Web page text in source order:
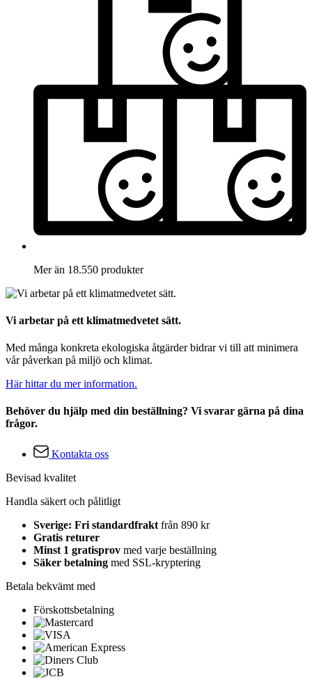
Mer än 18.550 produkter
Vi arbetar på ett klimatmedvetet sätt.
Med många konkreta ekologiska åtgärder bidrar vi till att minimera
vår påverkan på miljö och klimat.
Här hittar du mer information.
Behöver du hjälp med din beställning? Vi svarar gärna på dina
frågor.
Kontakta oss
Bevisad kvalitet
Handla säkert och pålitligt
Sverige: Fri standardfrakt från 890 kr
Gratis returer
Minst 1 gratisprov med varje beställning
Säker betalning med SSL-kryptering
Betala bekvämt med
Förskottsbetalning